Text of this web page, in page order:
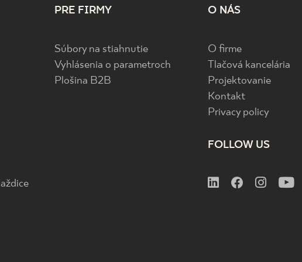
PRE FIRMY
Súbory na stiahnutie
Vyhlásenia o parametroch
Plošina B2B
O NÁS
O firme
Tlačová kancelária
Projektovanie
Kontakt
Privacy policy
FOLLOW US